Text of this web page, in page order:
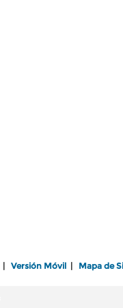
Versión Móvil Mapa de